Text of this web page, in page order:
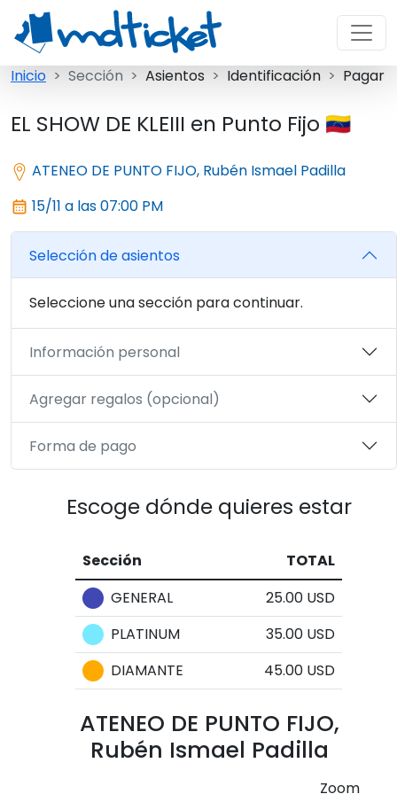
Inicio Sección Asientos Identificación Pagar
EL SHOW DE KLEIII en Punto Fijo 🇻🇪
ATENEO DE PUNTO FIJO, Rubén Ismael Padilla
15/11 a las 07:00 PM
Selección de asientos
Seleccione una sección para continuar.
Información personal
Agregar regalos (opcional)
Forma de pago
Escoge dónde quieres estar
Sección
TOTAL
GENERAL
25.00 USD
PLATINUM
35.00 USD
DIAMANTE
45.00 USD
ATENEO DE PUNTO FIJO,
Rubén Ismael Padilla
Zoom